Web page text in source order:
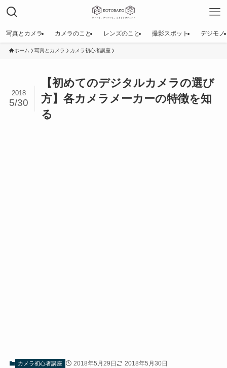
写真とカメラ カメラのこと レンズのこと 撮影スポット デジモノ
ホーム 写真とカメラ カメラ初心者講座
【初めてのデジタルカメラの選び
方】各カメラメーカーの特徴を知
る
2018
5/30
カメラ初心者講座 2018年5月29日 2018年5月30日